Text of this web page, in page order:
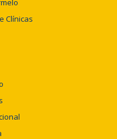
Clínicas